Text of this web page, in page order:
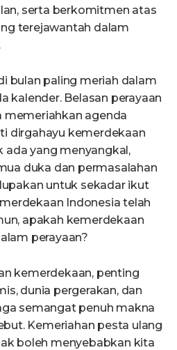
serta berkomitmen atas
terejawantah dalam
bulan paling meriah dalam
kalender. Belasan perayaan
memeriahkan agenda
dirgahayu kemerdekaan
ada yang menyangkal,
duka dan permasalahan
untuk sekadar ikut
Indonesia telah
apakah kemerdekaan
perayaan?
kemerdekaan, penting
dunia pergerakan, dan
semangat penuh makna
Kemeriahan pesta ulang
boleh menyebabkan kita